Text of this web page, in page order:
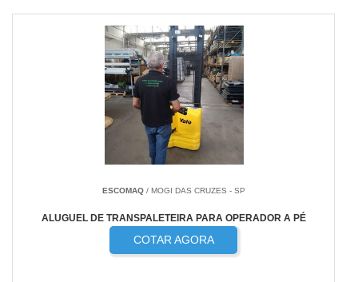
ESCOMAQ/ MOGI DAS CRUZES - SP
ALUGUEL DE TRANSPALETEIRA PARA OPERADOR A PÉ
COTAR AGORA